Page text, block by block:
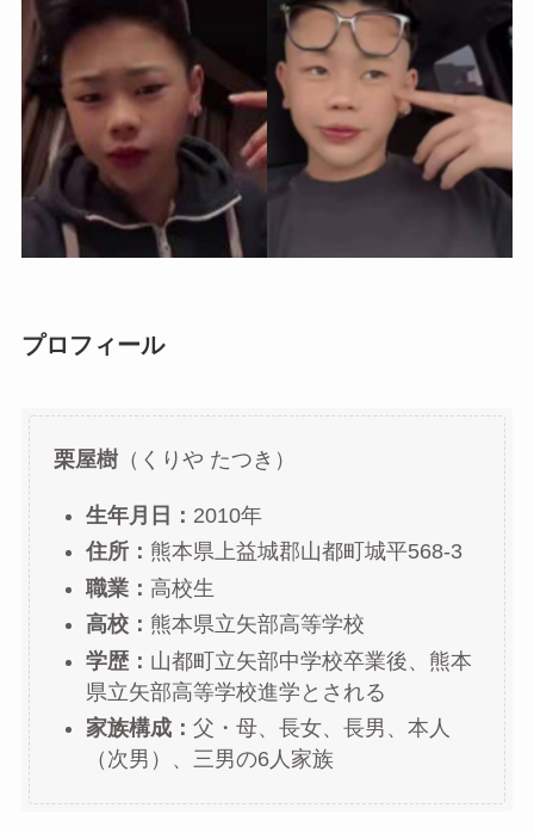
プロフィール
栗屋樹（くりや たつき）
生年月日： 2010年
住所： 熊本県上益城郡山都町城平568-3
職業： 高校生
高校： 熊本県立矢部高等学校
学歴： 山都町立矢部中学校卒業後、熊本
県立矢部高等学校進学とされる
家族構成： 父・母、長女、長男、本人
（次男）、三男の6人家族